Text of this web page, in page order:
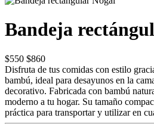
Bandeja
$550 $860
Disfruta de tus comidas con estilo
bambú, ideal para desayunos en la
decorativo. Fabricada con bambú
moderno a tu hogar. Su tamaño
práctica para transportar y utilizar en